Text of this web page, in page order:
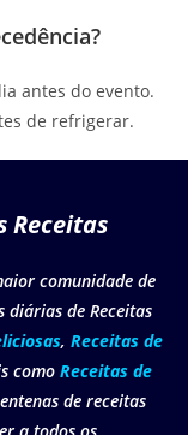
antes do evento.
de refrigerar.
Receitas
comunidade de
diárias de Receitas
, Receitas de
como Receitas de
de receitas